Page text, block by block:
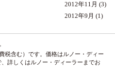
2012年11月 (3)
2012年9月 (1)
税含む）です。価格はルノー・ディー
詳しくはルノー・ディーラーまでお